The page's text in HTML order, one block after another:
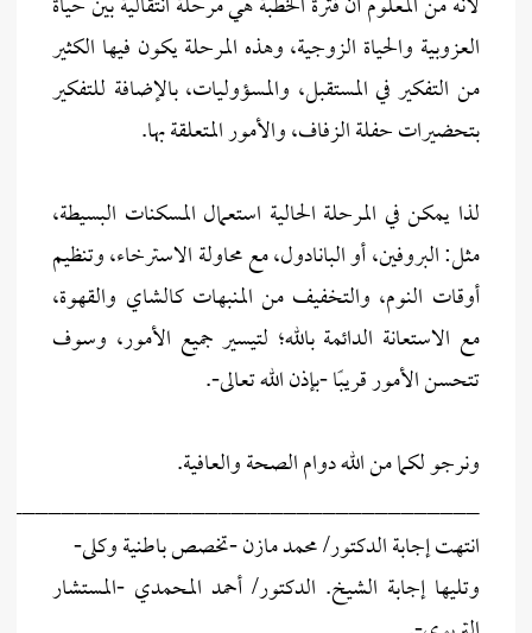
العزوبية والحياة الزوجية، وهذه المرحلة يكون فيها الكثير
من التفكير في المستقبل، والمسؤوليات، بالإضافة للتفكير
بتحضيرات حفلة الزفاف، والأمور المتعلقة بها.
لذا يمكن في المرحلة الحالية استعمال المسكنات البسيطة،
مثل: البروفين، أو البانادول، مع محاولة الاسترخاء، وتنظيم
أوقات النوم، والتخفيف من المنبهات كالشاي والقهوة،
مع الاستعانة الدائمة بالله؛ لتيسير جميع الأمور، وسوف
تتحسن الأمور قريبًا -بإذن الله تعالى-.
ونرجو لكما من الله دوام الصحة والعافية.
انتهت إجابة الدكتور/ محمد مازن -تخصص باطنية وكلى-
وتليها إجابة الشيخ. الدكتور/ أحمد المحمدي -المستشار